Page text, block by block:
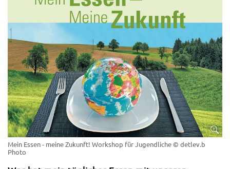
Mein Essen - meine Zukunft! Workshop für Jugendliche © detlev.b
Photo